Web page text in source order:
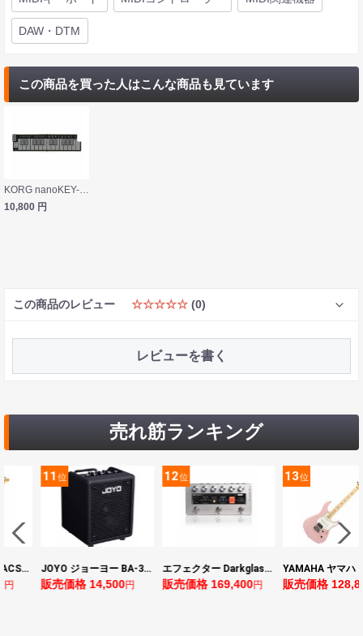
DAW・DTM
この商品を買った人はこんな商品も見ています
10,800 円
この商品のレビュー ☆☆☆☆☆ (0)
レビューを書く
売れ筋ランキング
YAMAHA ヤマハ PACS+12 ASP Pacifica Standard Plus パシフィカスタンダードプラス エレキギター
円
11位
JOYO ジョーヨー BA-30 VIBE CUBE BLK 30W 小型ベースアンプ Bluetooth+OTGオーディオI/F搭載
販売価格 14,500円
12位
エフェクター Darkglass Electronics Anagram ベースエフェクター プリアンプ ダークグラス アナグラム
販売価格 169,400円
13位
販売価格